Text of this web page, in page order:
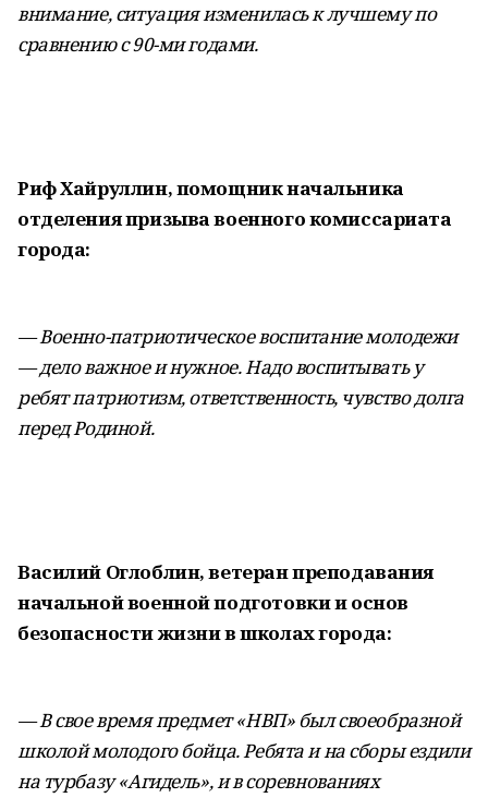
внимание, ситуация изменилась к лучшему по
сравнению с 90-ми годами.
Риф Хайруллин, помощник начальника
отделения призыва военного комиссариата
города:
— Военно-патриотическое воспитание молодежи
— дело важное и нужное. Надо воспитывать у
ребят патриотизм, ответственность, чувство долга
перед Родиной.
Василий Оглоблин, ветеран преподавания
начальной военной подготовки и основ
безопасности жизни в школах города:
— В свое время предмет «НВП» был своеобразной
школой молодого бойца. Ребята и на сборы ездили
на турбазу «Агидель», и в соревнованиях